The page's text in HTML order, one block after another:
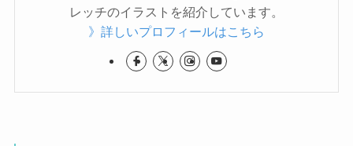
レッチのイラストを紹介しています。
》詳しいプロフィールはこちら